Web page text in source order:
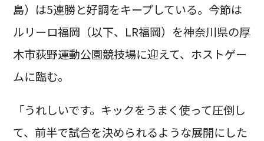
島）は5連勝と好調をキープしている。今節は
ルリーロ福岡（以下、LR福岡）を神奈川県の厚
木市荻野運動公園競技場に迎えて、ホストゲー
ムに臨む。
「うれしいです。キックをうまく使って圧倒し
て、前半で試合を決められるような展開にした